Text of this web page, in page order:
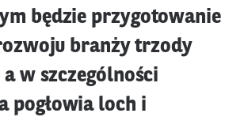
będzie przygotowanie
branży trzody
w szczególności
pogłowia loch i